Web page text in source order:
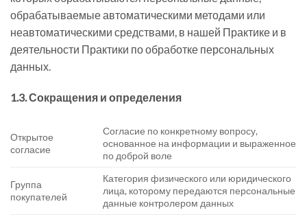
обрабатываемые автоматическими методами или
неавтоматическими средствами, в нашей Практике и в
деятельности Практики по обработке персональных
данных.
1.3. Сокращения и определения
Открытое
согласие
Согласие по конкретному вопросу,
основанное на информации и выраженное
по доброй воле
Группа
покупателей
Категория физического или юридического
лица, которому передаются персональные
данные контролером данных